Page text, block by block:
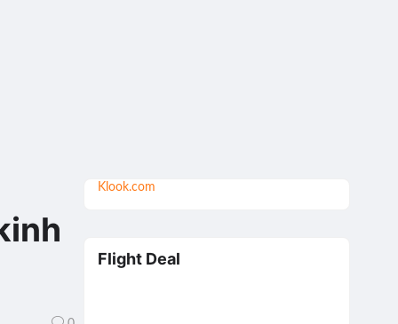
Klook.com
Flight Deal